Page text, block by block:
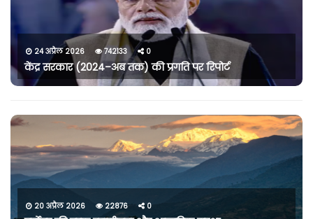
24 अप्रैल 2026 742133 0
केंद्र सरकार (2024–अब तक) की प्रगति पर रिपोर्ट
20 अप्रैल 2026 22876 0